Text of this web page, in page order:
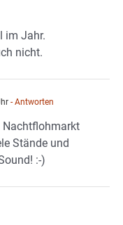
im Jahr.
nicht.
- Antworten
Nachtflohmarkt
Stände und
:-)